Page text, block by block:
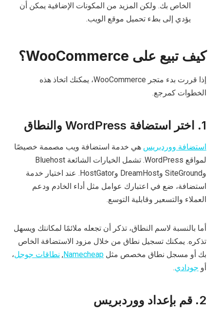
الخاص بك. ولكن المزيد من المكونات الإضافية يمكن أن
يؤدي إلى بطء تحميل موقع الويب.
كيف تبيع على WooCommerce؟
إذا قررت بدء متجر WooCommerce، يمكنك اتخاذ هذه
الخطوات كمرجع.
1. اختر استضافة WordPress والنطاق
استضافة ووردبريس هي خدمة استضافة ويب مصممة خصيصًا
لمواقع WordPress. تشمل الخيارات الشائعة Bluehost
وSiteGround وDreamHost وHostGator. عند اختيار خدمة
استضافة، ضع في اعتبارك عوامل مثل أداء الخادم ودعم
العملاء والتسعير وقابلية التوسع.
أما بالنسبة لاسم النطاق، تذكر أن تجعله ملائمًا لمكانتك ويسهل
تذكره. يمكنك تسجيل نطاق من خلال مزود الاستضافة الخاص
بك أو مسجل نطاق مخصص مثل Namecheap
, نطاقات جوجل،
أو جودادي.
2. قم بإعداد ووردبريس